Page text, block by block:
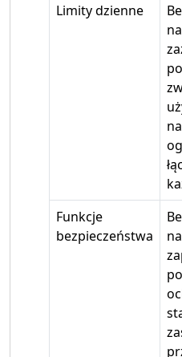
Limity dzienne
na
Funkcje
bezpieczeństwa